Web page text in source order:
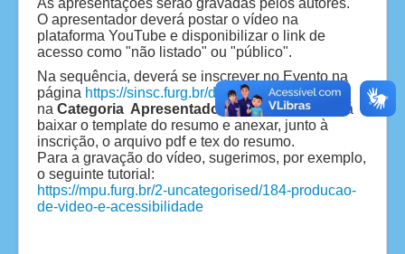
O apresentador deverá postar o vídeo na
plataforma YouTube e disponibilizar o link de
acesso como "não listado" ou "público".
Na sequência, deverá se inscrever no Evento na
página https://sinsc.furg.br/detalheseventos/1545
na Categoria Apresentador.Além disso, deverá
baixar o template do resumo e anexar, junto à
inscrição, o arquivo pdf e tex do resumo.
Para a gravação do vídeo, sugerimos, por exemplo,
o seguinte tutorial:
https://mpu.furg.br/2-uncategorised/184-producao-
de-video-e-acessibilidade